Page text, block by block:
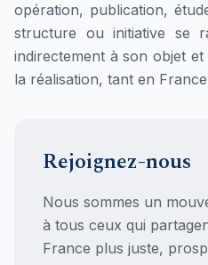
opération, publication,
structure ou initiative se
indirectement à son objet
la réalisation, tant en
Rejoignez-nous
Nous sommes un
à tous ceux qui
France plus juste,